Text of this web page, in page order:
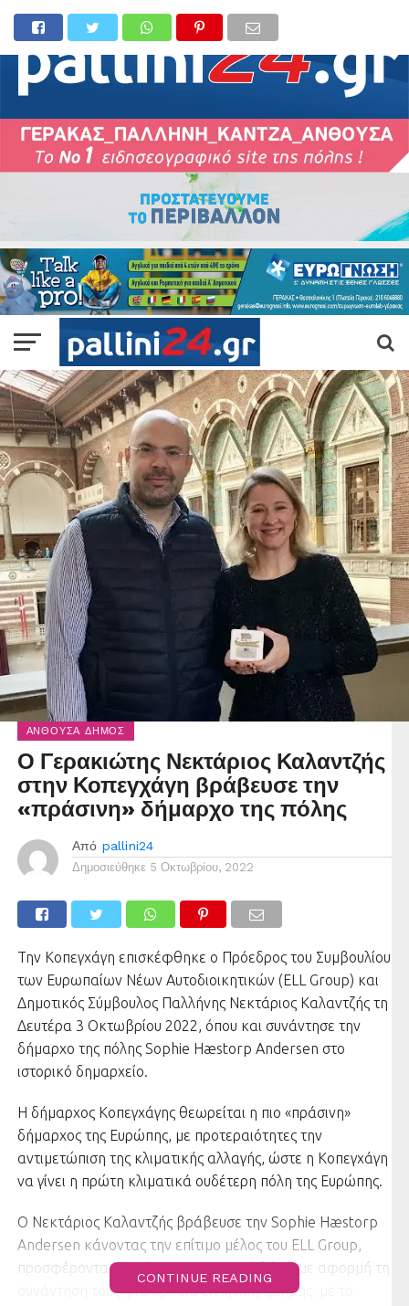
ΑΝΘΟΎΣΑ ΔΉΜΟΣ
Ο Γερακιώτης Νεκτάριος Καλαντζής
στην Κοπεγχάγη βράβευσε την
«πράσινη» δήμαρχο της πόλης
Από pallini24
Δημοσιεύθηκε 5 Οκτωβρίου, 2022
Την Κοπεγχάγη επισκέφθηκε ο Πρόεδρος του Συμβουλίου
των Ευρωπαίων Νέων Αυτοδιοικητικών (ELL Group) και
Δημοτικός Σύμβουλος Παλλήνης Νεκτάριος Καλαντζής τη
Δευτέρα 3 Οκτωβρίου 2022, όπου και συνάντησε την
δήμαρχο της πόλης Sophie Hæstorp Andersen στο
ιστορικό δημαρχείο.
Η δήμαρχος Κοπεγχάγης θεωρείται η πιο «πράσινη»
δήμαρχος της Ευρώπης, με προτεραιότητες την
αντιμετώπιση της κλιματικής αλλαγής, ώστε η Κοπεγχάγη
να γίνει η πρώτη κλιματικά ουδέτερη πόλη της Ευρώπης.
Ο Νεκτάριος Καλαντζής βράβευσε την Sophie Hæstorp
Andersen κάνοντας την επίτιμο μέλος του ELL Group,
προσφέροντας της ένα αναμνηστικό δώρο με αφορμή τη
συνάντηση τους, μια αρχαία ελληνική τριήρης, με το
CONTINUE READING